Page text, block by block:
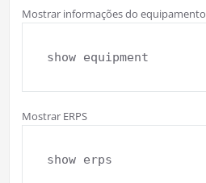
Mostrar informações do equipamento
show equipment
Mostrar ERPS
show erps